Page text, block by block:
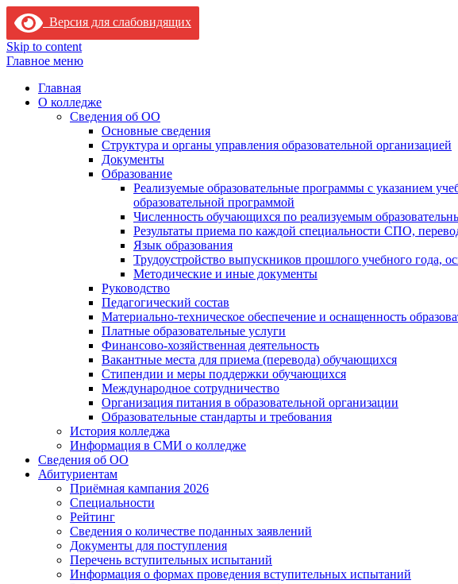
Версия для слабовидящих
Skip to content
Главное меню
Главная
О колледже
Сведения об ОО
Основные сведения
Структура и органы управления образовательной организацией
Документы
Образование
Реализуемые образовательные программы с указанием
образовательной программой
Численность обучающихся по реализуемым
Результаты приема по каждой специальности СПО,
Язык образования
Трудоустройство выпускников прошлого учебного
Методические и иные документы
Руководство
Педагогический состав
Материально-техническое обеспечение и оснащенность
Платные образовательные услуги
Финансово-хозяйственная деятельность
Вакантные места для приема (перевода) обучающихся
Стипендии и меры поддержки обучающихся
Международное сотрудничество
Организация питания в образовательной организации
Образовательные стандарты и требования
История колледжа
Информация в СМИ о колледже
Сведения об ОО
Абитуриентам
Приёмная кампания 2026
Специальности
Рейтинг
Сведения о количестве поданных заявлений
Документы для поступления
Перечень вступительных испытаний
Информация о формах проведения вступительных испытаний